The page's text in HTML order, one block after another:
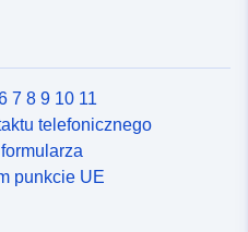
7 8 9 10 11
telefonicznego
punkcie UE